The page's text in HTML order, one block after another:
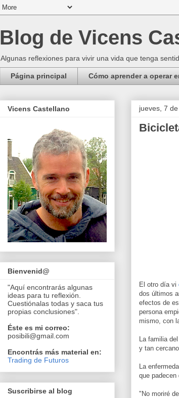
Blog de Vicens
Algunas reflexiones para vivir una vida que tenga
Página principal Cómo aprender a operar
jueves, 7
El otro día vi
dos últimos
efectos de
persona
mismo, con
La familia
y tan
La
que padecen
"No moriré
Vicens Castellano
Bienvenid@
"Aquí encontrarás algunas
ideas para tu reflexión.
Cuestiónalas todas y saca tus
propias conclusiones".
Éste es mi correo:
posibili@gmail.com
Encontrás más material en:
Trading de Futuros
Suscribirse al blog